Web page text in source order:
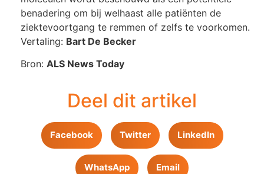
benadering om bij welhaast alle patiënten de
ziektevoortgang te remmen of zelfs te voorkomen.
Vertaling: Bart De Becker
Bron: ALS News Today
Deel dit artikel
Facebook Twitter LinkedIn
WhatsApp Email